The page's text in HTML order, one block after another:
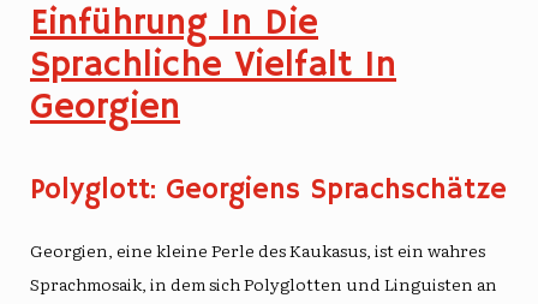
Einführung In Die
Sprachliche Vielfalt In
Georgien
Polyglott: Georgiens Sprachschätze
Georgien, eine kleine Perle des Kaukasus, ist ein wahres
Sprachmosaik, in dem sich Polyglotten und Linguisten an